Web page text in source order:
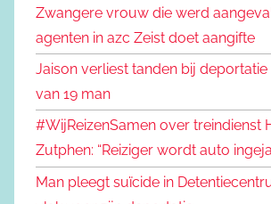
Zwangere vrouw die werd
agenten in azc Zeist doet aangifte
Jaison verliest tanden bij
van 19 man
#WijReizenSamen over treindienst
Zutphen: “Reiziger wordt auto
Man pleegt suïcide in